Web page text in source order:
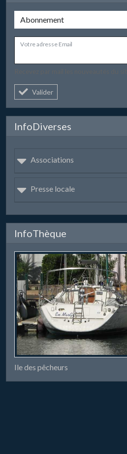
Votre adresse Email
Valider
InfoDiverses
Associations
Presse locale
InfoThèque
Ile des pêcheurs